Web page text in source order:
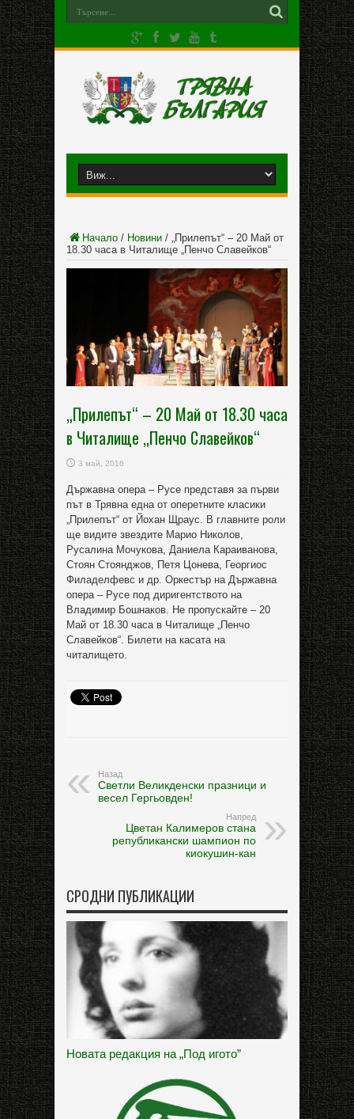
Начало / Новини / „Прилепът“ – 20 Май от
18.30 часа в Читалище „Пенчо Славейков“
„Прилепът“ – 20 Май от 18.30 часа
в Читалище „Пенчо Славейков“
3 май, 2016
Държавна опера – Русе представя за първи
път в Трявна една от оперетните класики
„Прилепът“ от Йохан Щраус. В главните роли
ще видите звездите Марио Николов,
Русалина Мочукова, Даниела Караиванова,
Стоян Стоянджов, Петя Цонева, Георгиос
Филаделфевс и др. Оркестър на Държавна
опера – Русе под диригентството на
Владимир Бошнаков. Не пропускайте – 20
Май от 18.30 часа в Читалище „Пенчо
Славейков“. Билети на касата на
читалището.
Назад
Светли Великденски празници и
весел Гергьовден!
Напред
Цветан Калимеров стана
републикански шампион по
киокушин-кан
СРОДНИ ПУБЛИКАЦИИ
Новата редакция на „Под игото”